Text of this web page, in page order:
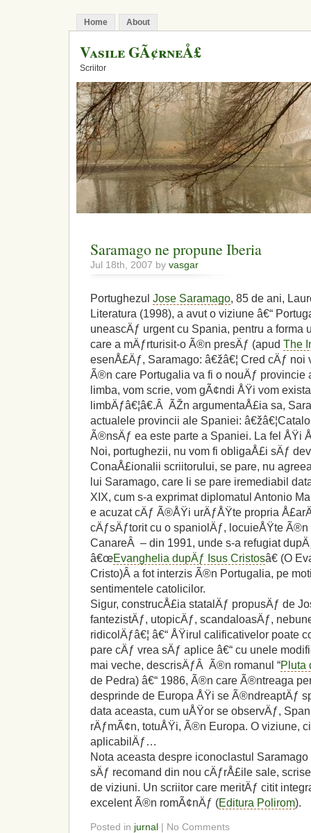
Home About
Vasile GÃ¢rneÅ£
Scriitor
Saramago ne propune Iberia
Jul 18th, 2007 by vasgar
Portughezul Jose Saramago, 85 de ani,
Literatura (1998), a avut o viziune â€“
uneascÄƒ urgent cu Spania, pentru a forma
care a mÄƒrturisit-o Ã®n presÄƒ (apud The
esenÅ£Äƒ, Saramago: â€žâ€¦ Cred cÄƒ noi
Ã®n care Portugalia va fi o nouÄƒ provincie
limba, vom scrie, vom gÃ¢ndi ÅŸi vom
limbÄƒâ€¦â€.Â ÃŽn argumentaÅ£ia sa,
actualele provincii ale Spaniei:
Ã®nsÄƒ ea este parte a Spaniei. La fel ÅŸi
Noi, portughezii, nu vom fi obligaÅ£i sÄƒ
ConaÅ£ionalii scriitorului, se pare, nu
lui Saramago, care li se pare iremediabil
XIX, cum s-a exprimat diplomatul Antonio
e acuzat cÄƒ Ã®ÅŸi urÄƒÅŸte propria
cÄƒsÄƒtorit cu o spaniolÄƒ, locuieÅŸte
CanareÂ – din 1991, unde s-a refugiat
â€œEvanghelia dupÄƒ Isus Cristosâ€ (O
Cristo)Â a fot interzis Ã®n Portugalia, pe
sentimentele catolicilor.
Sigur, construcÅ£ia statalÄƒ propusÄƒ de
fantezistÄƒ, utopicÄƒ, scandaloasÄƒ,
ridicolÄƒâ€¦ â€“ ÅŸirul calificativelor poate
pare cÄƒ vrea sÄƒ aplice â€“ cu unele
mai veche, descrisÄƒÂ Ã®n romanul “Pluta
de Pedra) â€“ 1986, Ã®n care Ã®ntreaga
desprinde de Europa ÅŸi se Ã®ndreaptÄƒ
data aceasta, cum uÅŸor se observÄƒ,
rÄƒmÃ¢n, totuÅŸi, Ã®n Europa. O viziune,
aplicabilÄƒ…
Nota aceasta despre iconoclastul
sÄƒ recomand din nou cÄƒrÅ£ile sale,
de viziuni. Un scriitor care meritÄƒ citit
excelent Ã®n romÃ¢nÄƒ (Editura Polirom).
Posted in jurnal | No Comments